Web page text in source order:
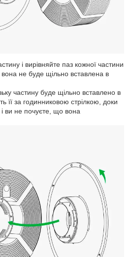
і вирівняйте паз кожної частини
вона не буде щільно вставлена в
частину буде щільно вставлено в
її за годинниковою стрілкою, доки
ви не почуєте, що вона